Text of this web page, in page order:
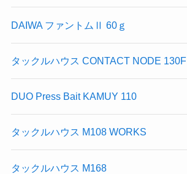
DAIWA ファントムⅡ 60ｇ
タックルハウス CONTACT NODE 130F
DUO Press Bait KAMUY 110
タックルハウス M108 WORKS
タックルハウス M168